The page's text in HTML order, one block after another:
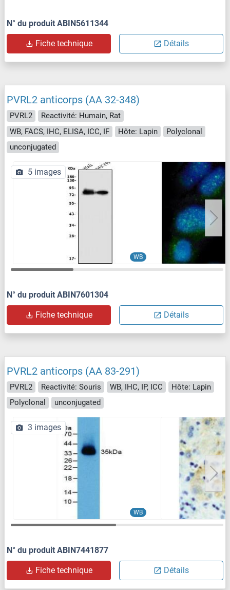
N° du produit ABIN5611344
Fiche technique Détails
PVRL2 anticorps (AA 32-348)
PVRL2
Reactivité: Humain, Rat
WB, FACS, IHC, ELISA, ICC, IF
Hôte: Lapin
Polyclonal
unconjugated
WB
5 images
N° du produit ABIN7601304
Fiche technique Détails
PVRL2 anticorps (AA 83-291)
PVRL2 Reactivité: Souris WB, IHC, IP, ICC
Hôte: Lapin
Polyclonal
unconjugated
WB
3 images
N° du produit ABIN7441877
Fiche technique Détails